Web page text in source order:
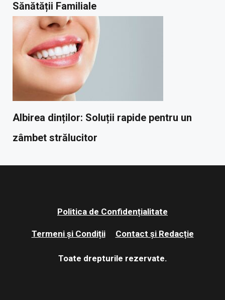
Sănătății Familiale
Albirea dinților: Soluții rapide pentru un
zâmbet strălucitor
Politica de Confidențialitate
Termeni și Condiții Contact și Redacție
Toate drepturile rezervate.